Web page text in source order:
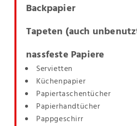
Backpapier
Tapeten (auch
nassfeste Papiere
Servietten
Küchenpapier
Papiertaschentücher
Papierhandtücher
Pappgeschirr